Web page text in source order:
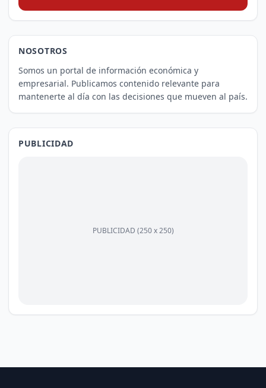
NOSOTROS
Somos un portal de información económica y
empresarial. Publicamos contenido relevante para
mantenerte al día con las decisiones que mueven al país.
PUBLICIDAD
PUBLICIDAD (250 x 250)